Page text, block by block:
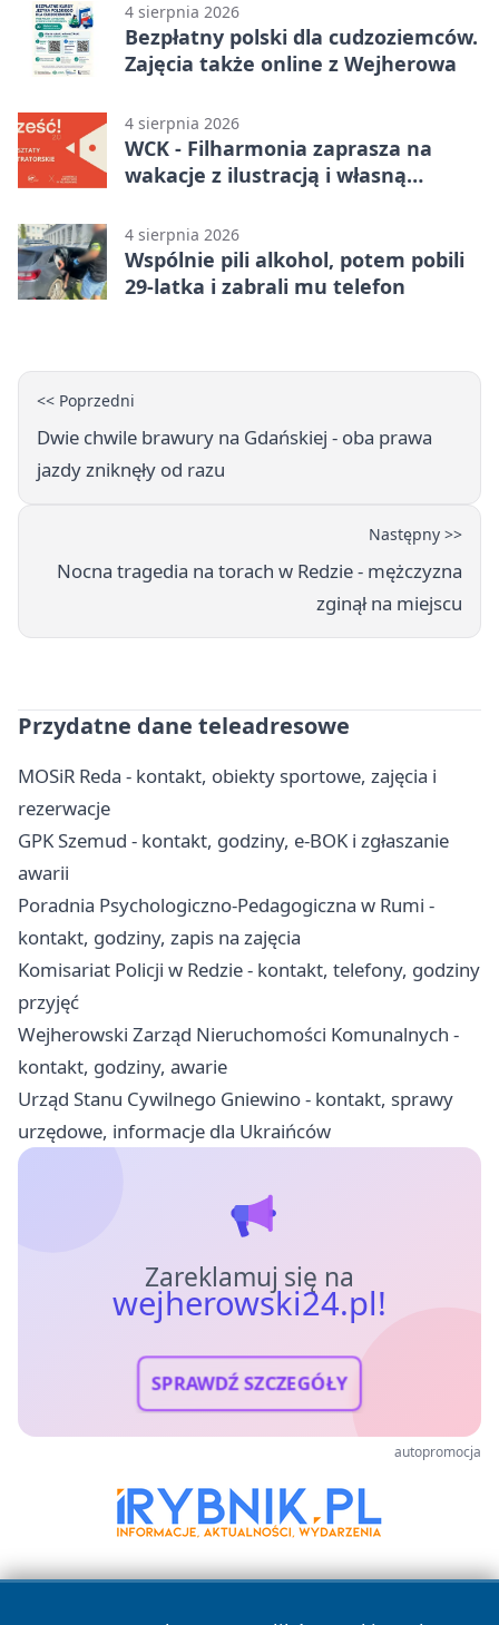
4 sierpnia 2026
Bezpłatny polski dla cudzoziemców.
Zajęcia także online z Wejherowa
4 sierpnia 2026
WCK - Filharmonia zaprasza na
wakacje z ilustracją i własną
4 sierpnia 2026
Wspólnie pili alkohol, potem pobili
29-latka i zabrali mu telefon
<< Poprzedni
Dwie chwile brawury na Gdańskiej - oba prawa
jazdy zniknęły od razu
Następny >>
Nocna tragedia na torach w Redzie - mężczyzna
zginął na miejscu
Przydatne dane teleadresowe
MOSiR Reda - kontakt, obiekty sportowe, zajęcia i
rezerwacje
GPK Szemud - kontakt, godziny, e-BOK i zgłaszanie
awarii
Poradnia Psychologiczno-Pedagogiczna w Rumi -
kontakt, godziny, zapis na zajęcia
Komisariat Policji w Redzie - kontakt, telefony, godziny
przyjęć
Wejherowski Zarząd Nieruchomości Komunalnych -
kontakt, godziny, awarie
Urząd Stanu Cywilnego Gniewino - kontakt, sprawy
urzędowe, informacje dla Ukraińców
Zareklamuj się na
wejherowski24.pl!
SPRAWDŹ SZCZEGÓŁY
autopromocja